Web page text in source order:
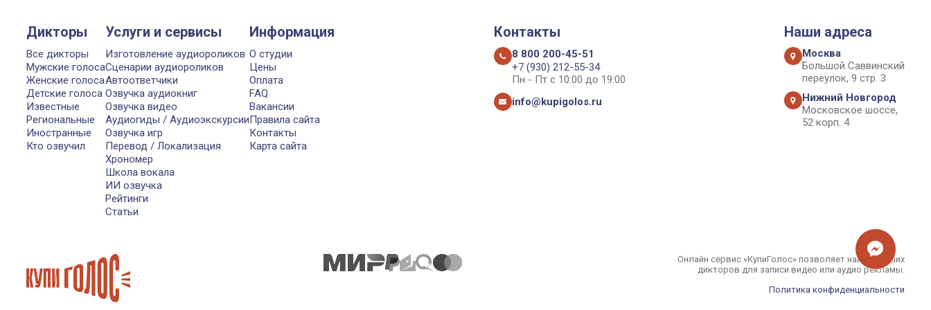
Дикторы
Все дикторы
Мужские голоса
Женские голоса
Детские голоса
Известные
Региональные
Иностранные
Кто озвучил
Услуги и сервисы
Изготовление аудиороликов
Сценарии аудиороликов
Автоответчики
Озвучка аудиокниг
Озвучка видео
Аудиогиды / Аудиоэкскурсии
Озвучка игр
Перевод / Локализация
Хрономер
Школа вокала
ИИ озвучка
Рейтинги
Статьи
Информация
О студии
Цены
Оплата
FAQ
Вакансии
Правила сайта
Контакты
Карта сайта
Контакты
8 800 200-45-51
+7 (930) 212-55-34
Пн - Пт с 10:00 до 19:00
info@kupigolos.ru
Наши адреса
Москва
Большой Саввинский
переулок, 9 стр. 3
Нижний Новгород
Московское шоссе,
52 корп. 4
Онлайн сервис «КупиГолос» позволяет найти лучших
дикторов для записи видео или аудио рекламы.
Политика конфиденциальности